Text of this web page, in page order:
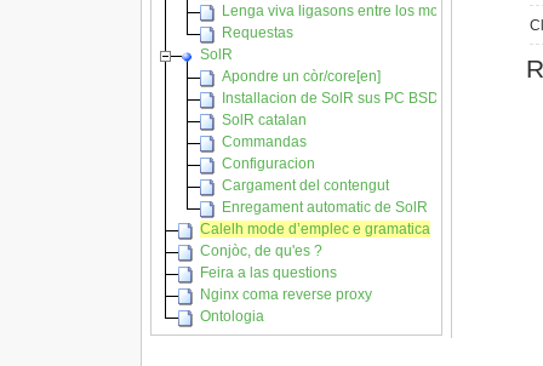
Lenga viva ligasons entre los mots
Requestas
SolR
Apondre un còr/core[en]
Installacion de SolR sus PC BSD
SolR catalan
Commandas
Configuracion
Cargament del contengut
Enregament automatic de SolR
Calelh mode d’emplec e gramatica
Conjòc, de qu'es ?
Feira a las questions
Nginx coma reverse proxy
Ontologia